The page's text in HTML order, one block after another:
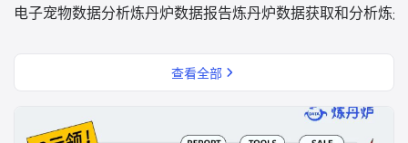
电子宠物数据分析炼丹炉数据报告炼丹炉数据获取和分析炼
查看全部